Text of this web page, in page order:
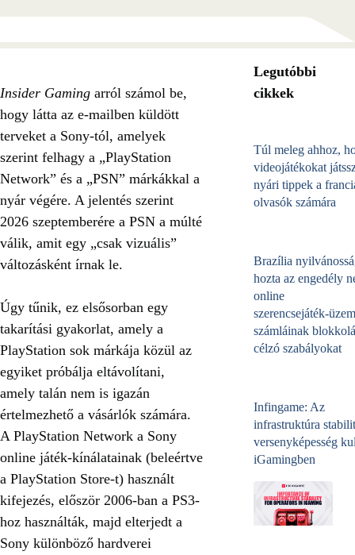
Insider Gaming arról számol be,
hogy látta az e-mailben küldött
terveket a Sony-tól, amelyek
szerint felhagy a „PlayStation
Network” és a „PSN” márkákkal a
nyár végére. A jelentés szerint
2026 szeptemberére a PSN a múlté
válik, amit egy „csak vizuális”
változásként írnak le.
Úgy tűnik, ez elsősorban egy
takarítási gyakorlat, amely a
PlayStation sok márkája közül az
egyiket próbálja eltávolítani,
amely talán nem is igazán
értelmezhető a vásárlók számára.
A PlayStation Network a Sony
online játék-kínálatainak (beleértve
a PlayStation Store-t) használt
kifejezés, először 2006-ban a PS3-
hoz használták, majd elterjedt a
Sony különböző hardverei
Legutóbbi
cikkek
Túl meleg ahhoz,
videojátékokat
nyári tippek a
olvasók számára
Brazília
hozta az engedély
online
számláinak
célzó szabályokat
Infingame: Az
infrastruktúra
versenyképesség
iGamingben